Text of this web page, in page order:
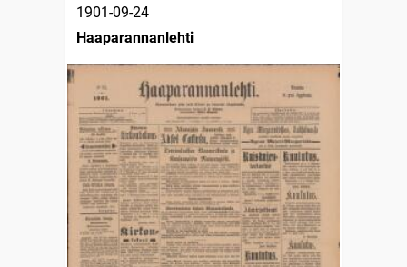
1901-09-24
Haaparannanlehti